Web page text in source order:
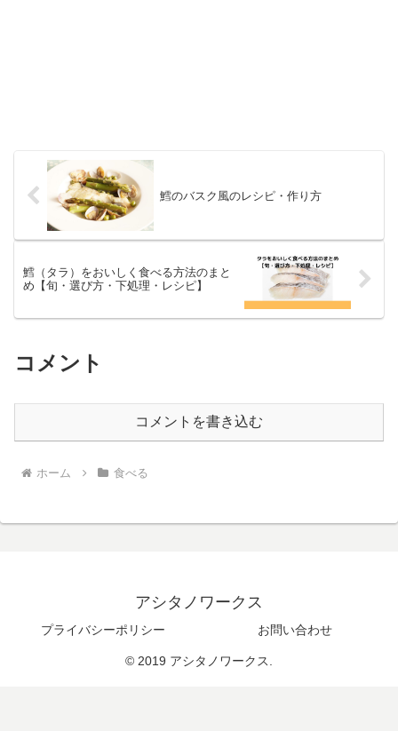
鱈のバスク風のレシピ・作り方
鱈（タラ）をおいしく食べる方法のまと
め【旬・選び方・下処理・レシピ】
コメント
コメントを書き込む
ホーム 食べる
アシタノワークス
プライバシーポリシー お問い合わせ
© 2019 アシタノワークス.